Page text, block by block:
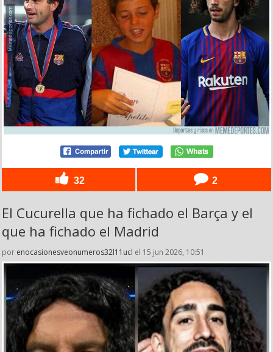
32 2
El Cucurella que ha fichado el Barça y el
que ha fichado el Madrid
por enocasionesveonumeros32l11ucl el 15 jun 2026, 10:51